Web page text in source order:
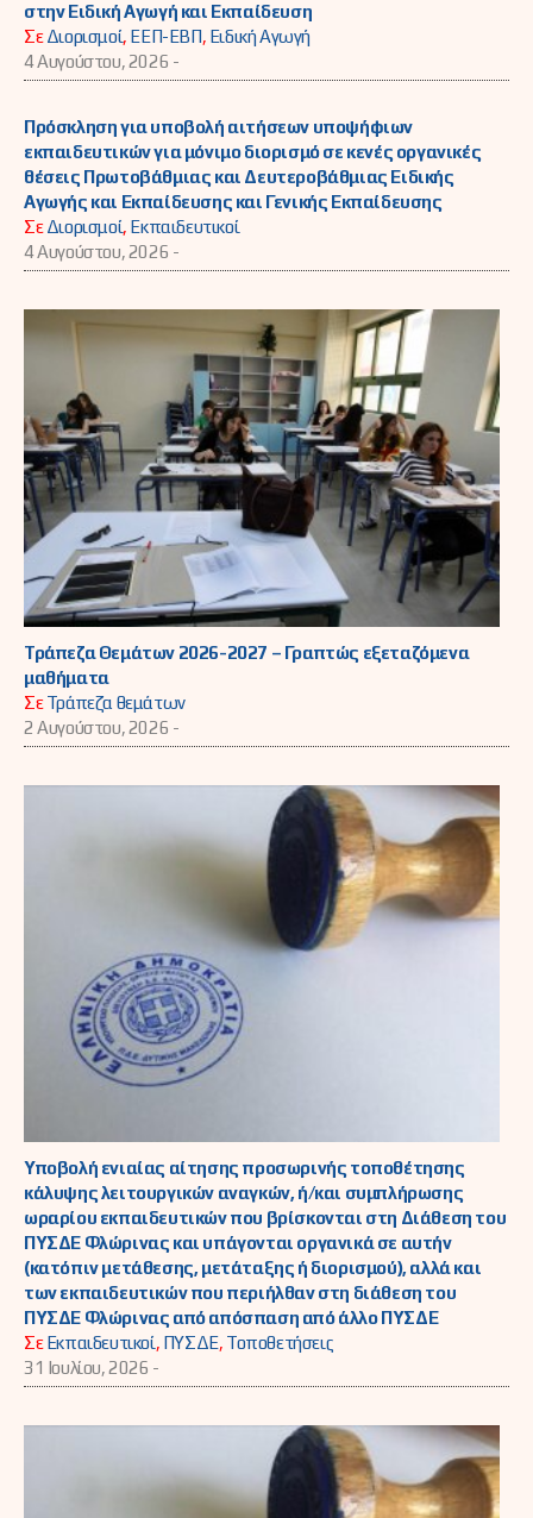
στην Ειδική Αγωγή και Εκπαίδευση
ΣεΔιορισμοί, ΕΕΠ-ΕΒΠ, Ειδική Αγωγή
4 Αυγούστου, 2026 -
Πρόσκληση για υποβολή αιτήσεων υποψήφιων
εκπαιδευτικών για μόνιμο διορισμό σε κενές οργανικές
θέσεις Πρωτοβάθμιας και Δευτεροβάθμιας Ειδικής
Αγωγής και Εκπαίδευσης και Γενικής Εκπαίδευσης
ΣεΔιορισμοί, Εκπαιδευτικοί
4 Αυγούστου, 2026 -
Τράπεζα Θεμάτων 2026-2027 – Γραπτώς εξεταζόμενα
μαθήματα
ΣεΤράπεζα θεμάτων
2 Αυγούστου, 2026 -
Υποβολή ενιαίας αίτησης προσωρινής τοποθέτησης
κάλυψης λειτουργικών αναγκών, ή/και συμπλήρωσης
ωραρίου εκπαιδευτικών που βρίσκονται στη Διάθεση του
ΠΥΣΔΕ Φλώρινας και υπάγονται οργανικά σε αυτήν
(κατόπιν μετάθεσης, μετάταξης ή διορισμού), αλλά και
των εκπαιδευτικών που περιήλθαν στη διάθεση του
ΠΥΣΔΕ Φλώρινας από απόσπαση από άλλο ΠΥΣΔΕ
ΣεΕκπαιδευτικοί, ΠΥΣΔΕ, Τοποθετήσεις
31 Ιουλίου, 2026 -